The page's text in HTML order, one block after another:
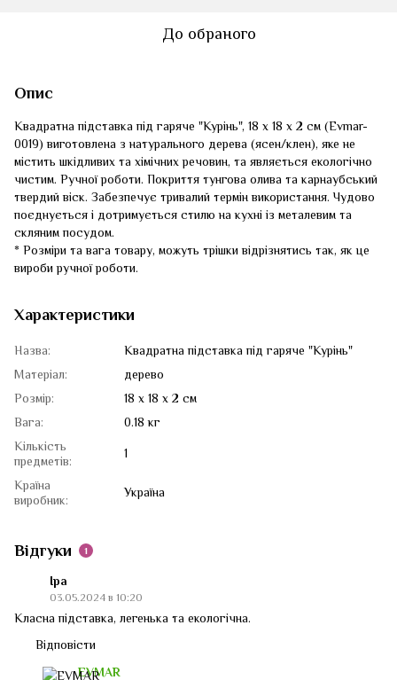
До обраного
Опис
Квадратна підставка під гаряче "Курінь", 18 х 18 х 2 см (Evmar-
0019) виготовлена з натурального дерева (ясен/клен), яке не
містить шкідливих та хімічних речовин, та являється екологічно
чистим. Ручної роботи. Покриття тунгова олива та карнаубський
твердий віск. Забезпечує тривалий термін використання. Чудово
поєднується і дотримується стилю на кухні із металевим та
скляним посудом.
* Розміри та вага товару, можуть трішки відрізнятись так, як це
вироби ручної роботи.
Характеристики
Назва:
Квадратна підставка під гаряче "Курінь"
Матеріал:
дерево
Розмір:
18 х 18 х 2 см
Вага:
0.18 кг
Кількість
предметів:
1
Країна
виробник:
Україна
Відгуки 1
Іра
03.05.2024 в 10:20
Класна підставка, легенька та екологічна.
Відповісти
EVMAR